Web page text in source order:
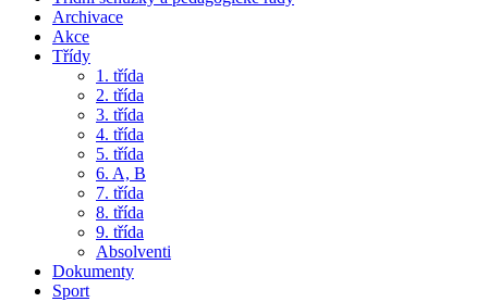
Archivace
Akce
Třídy
1. třída
2. třída
3. třída
4. třída
5. třída
6. A, B
7. třída
8. třída
9. třída
Absolventi
Dokumenty
Sport